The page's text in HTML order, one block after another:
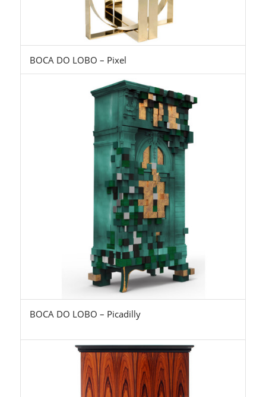
BOCA DO LOBO – Pixel
BOCA DO LOBO – Picadilly